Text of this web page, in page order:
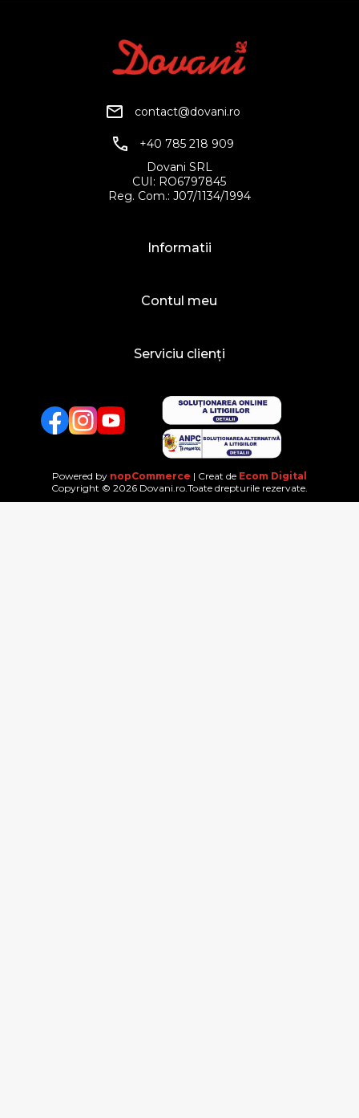
contact@dovani.ro
+40 785 218 909
Dovani SRL
CUI: RO6797845
Reg. Com.: J07/1134/1994
Informatii
Contul meu
Serviciu clienți
FacebookTwitterYouTube
Powered by nopCommerce | Creat de Ecom Digital
Copyright © 2026 Dovani.ro.Toate drepturile rezervate.